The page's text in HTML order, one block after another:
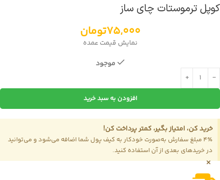
کوپل ترموستات چای ساز
75,000تومان
نمایش قیمت عمده
موجود
افزودن به سبد خرید
خرید کن، امتیاز بگیر، کمتر پرداخت کن!
4٪ مبلغ سفارش به‌صورت خودکار به کیف پول شما اضافه می‌شود و می‌توانید
در خریدهای بعدی از آن استفاده کنید.
×